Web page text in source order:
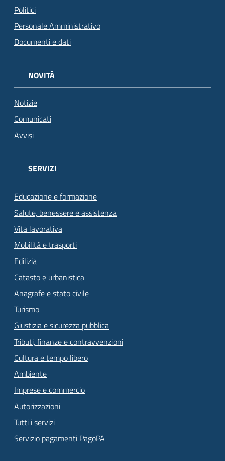
Politici
Personale Amministrativo
Documenti e dati
NOVITÀ
Notizie
Comunicati
Avvisi
SERVIZI
Educazione e formazione
Salute, benessere e assistenza
Vita lavorativa
Mobilità e trasporti
Edilizia
Catasto e urbanistica
Anagrafe e stato civile
Turismo
Giustizia e sicurezza pubblica
Tributi, finanze e contravvenzioni
Cultura e tempo libero
Ambiente
Imprese e commercio
Autorizzazioni
Tutti i servizi
Servizio pagamenti PagoPA